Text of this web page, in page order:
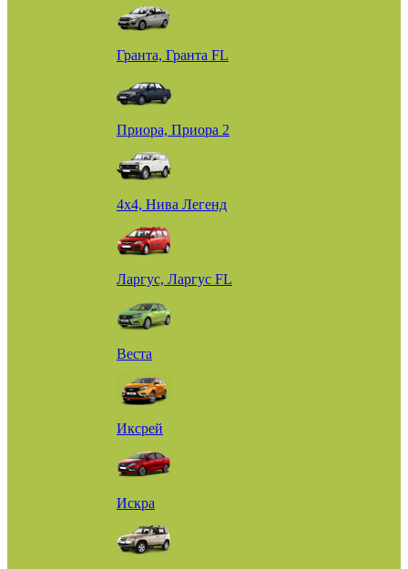
Гранта, Гранта FL
Приора, Приора 2
4х4, Нива Легенд
Ларгус, Ларгус FL
Веста
Иксрей
Искра